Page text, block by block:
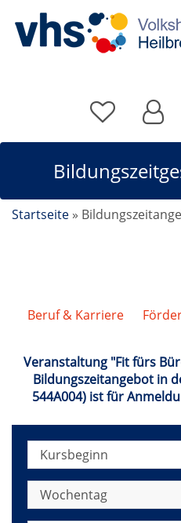
Startseite »
Beruf & Karriere
Veranstaltung "Fit fürs
Bildungszeitangebot in
544A004) ist für
Kursbeginn
Wochentag